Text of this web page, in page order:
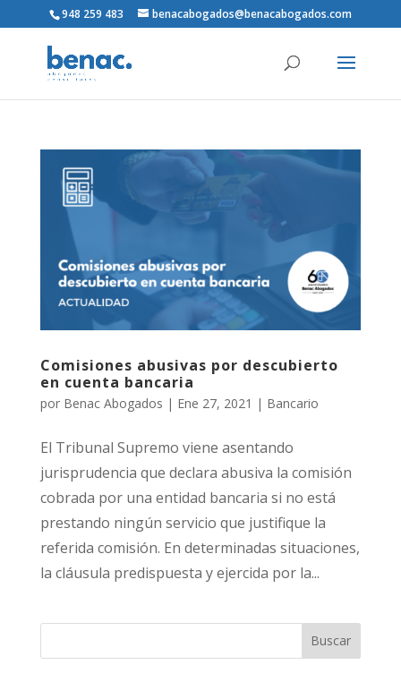
948 259 483 benacabogados@benacabogados.com
Comisiones abusivas por descubierto
en cuenta bancaria
por Benac Abogados | Ene 27, 2021 | Bancario
El Tribunal Supremo viene asentando
jurisprudencia que declara abusiva la comisión
cobrada por una entidad bancaria si no está
prestando ningún servicio que justifique la
referida comisión. En determinadas situaciones,
la cláusula predispuesta y ejercida por la...